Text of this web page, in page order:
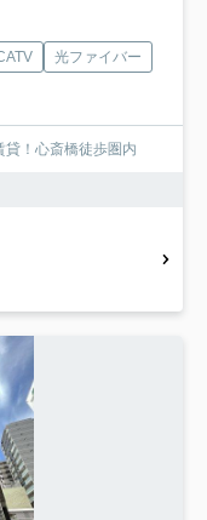
光ファイバー
貸！心斎橋徒歩圏内